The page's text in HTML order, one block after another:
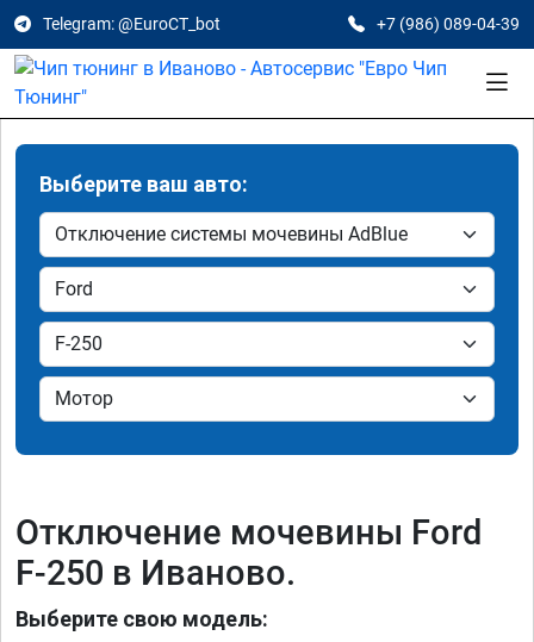
Telegram: @EuroCT_bot +7 (986) 089-04-39
Выберите ваш авто:
Отключение мочевины Ford
F-250 в Иваново.
Выберите свою модель: